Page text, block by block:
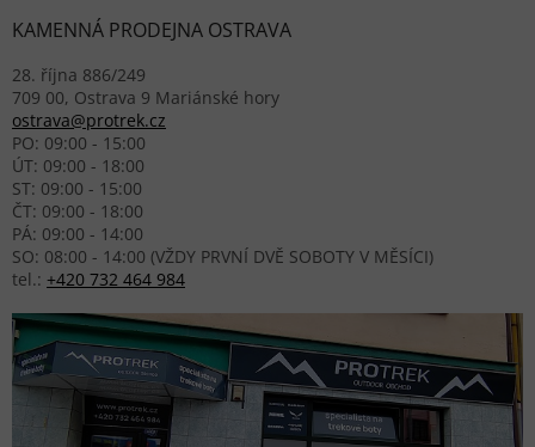
KAMENNÁ PRODEJNA OSTRAVA
28. října 886/249
709 00, Ostrava 9 Mariánské hory
ostrava@protrek.cz
PO: 09:00 - 15:00
ÚT: 09:00 - 18:00
ST: 09:00 - 15:00
ČT: 09:00 - 18:00
PÁ: 09:00 - 14:00
SO: 08:00 - 14:00 (VŽDY PRVNÍ DVĚ SOBOTY V MĚSÍCI)
tel.: +420 732 464 984